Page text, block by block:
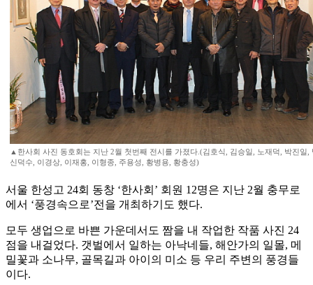
▲한사회 사진 동호회는 지난 2월 첫번째 전시를 가졌다.(김호식, 김승일, 노재덕, 박진일,
신덕수, 이경상, 이재홍, 이형종, 주용성, 황병용, 황충성)
서울 한성고 24회 동창 ‘한사회’ 회원 12명은 지난 2월 충무로
에서 ‘풍경속으로’전을 개최하기도 했다.
모두 생업으로 바쁜 가운데서도 짬을 내 작업한 작품 사진 24
점을 내걸었다. 갯벌에서 일하는 아낙네들, 해안가의 일몰, 메
밀꽃과 소나무, 골목길과 아이의 미소 등 우리 주변의 풍경들
이다.